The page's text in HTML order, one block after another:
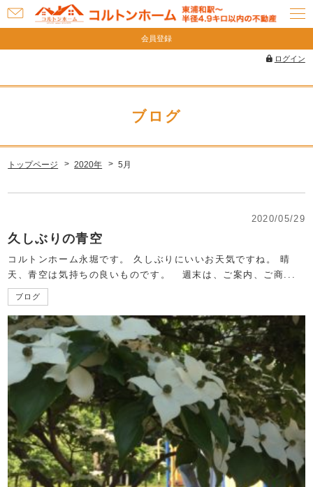
会員登録
ログイン
お
問
ブログ
トップページ 2020年 5月
2020/05/29
久しぶりの青空
コルトンホーム永堀です。 久しぶりにいいお天気ですね。 晴
天、青空は気持ちの良いものです。 週末は、ご案内、ご商...
ブログ